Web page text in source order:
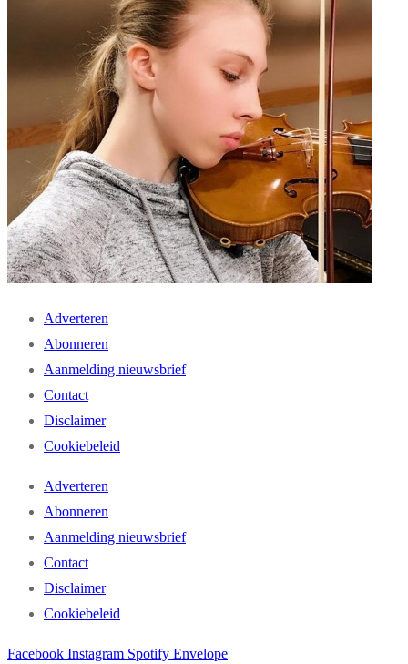
Adverteren
Abonneren
Aanmelding nieuwsbrief
Contact
Disclaimer
Cookiebeleid
Adverteren
Abonneren
Aanmelding nieuwsbrief
Contact
Disclaimer
Cookiebeleid
Facebook Instagram Spotify Envelope